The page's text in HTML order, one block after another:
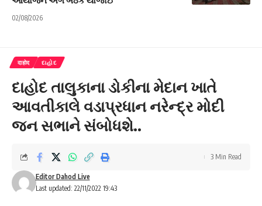
02/08/2026
दाहोद દાહોદ
દાહોદ તાલુકાના ડોકીના મેદાન ખાતે
આવતીકાલે વડાપ્રધાન નરેન્દ્ર મોદી
જન સભાને સંબોધશે..
Last updated: 22/11/2022 19:43
Editor Dahod Live
3 Min Read